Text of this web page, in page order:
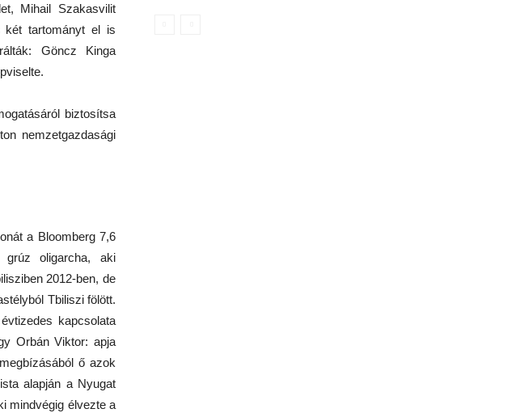
Mihail Szakasvilit
két tartományt el is
Göncz Kinga
biztosítsa
nemzetgazdasági
a Bloomberg 7,6
oligarcha, aki
2012-ben, de
Tbiliszi fölött.
kapcsolata
Orbán Viktor: apja
ő azok
alapján a Nyugat
mindvégig élvezte a